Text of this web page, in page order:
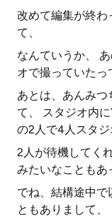
改めて編集が終わ
て、
なんていうか、
オで撮っていたっ
あとは、あんみ
て、 スタジオ内
の2人で4人スタジ
2人が待機してく
みたいなこともあ
でね、結構途中で
ともありまして、